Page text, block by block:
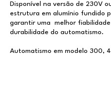
Disponível na versão de 230V
estrutura em alumínio fundido
garantir uma melhor fiabilidade
durabilidade do automatismo.
Automatismo em modelo 300,